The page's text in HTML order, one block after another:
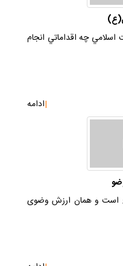
چه اقداماتي انجام
|ادامه
است و همان ارزش وضوى